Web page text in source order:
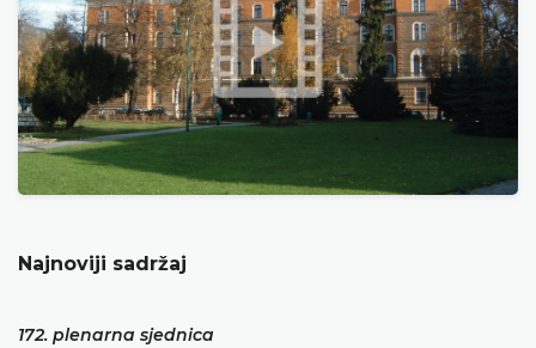
Najnoviji sadržaj
172. plenarna sjednica